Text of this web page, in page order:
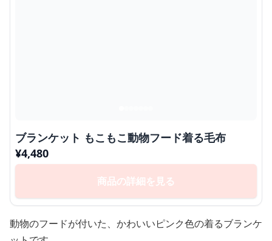
ブランケット もこもこ動物フード着る毛布
¥4,480
商品の詳細を見る
動物のフードが付いた、かわいいピンク色の着るブランケ